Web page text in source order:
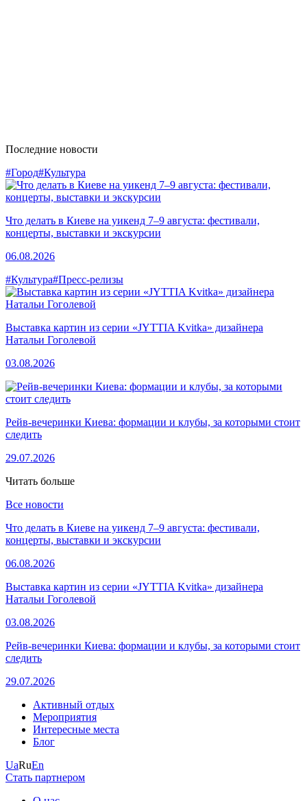
Последние новости
#Город#Культура
Что делать в Киеве на уикенд 7–9 августа: фестивали,
концерты, выставки и экскурсии
06.08.2026
#Культура#Пресс-релизы
Выставка картин из серии «JYTTIA Kvitka» дизайнера
Натальи Гоголевой
03.08.2026
Рейв-вечеринки Киева: формации и клубы, за которыми стоит
следить
29.07.2026
Читать больше
Все новости
Что делать в Киеве на уикенд 7–9 августа: фестивали,
концерты, выставки и экскурсии
06.08.2026
Выставка картин из серии «JYTTIA Kvitka» дизайнера
Натальи Гоголевой
03.08.2026
Рейв-вечеринки Киева: формации и клубы, за которыми стоит
следить
29.07.2026
Активный отдых
Мероприятия
Интересные места
Блог
UaRuEn
Стать партнером